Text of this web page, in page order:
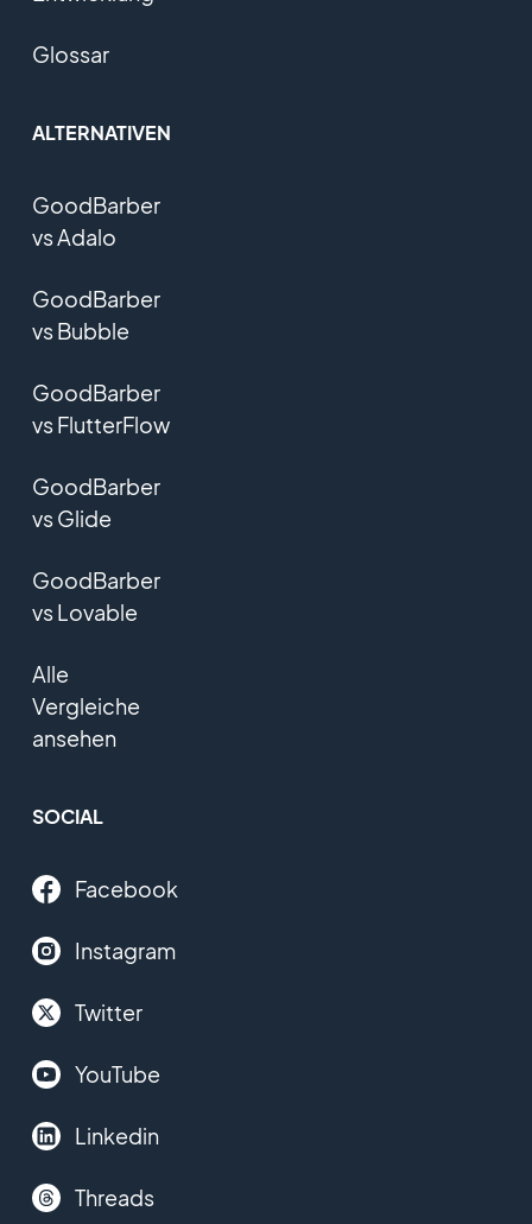
Glossar
ALTERNATIVEN
GoodBarber
vs Adalo
GoodBarber
vs Bubble
GoodBarber
vs FlutterFlow
GoodBarber
vs Glide
GoodBarber
vs Lovable
Alle
Vergleiche
ansehen
SOCIAL
Facebook
Instagram
Twitter
YouTube
Linkedin
Threads